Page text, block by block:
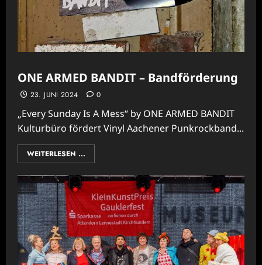
ONE ARMED BANDIT – Bandförderung
23. JUNI 2024 0
„Every Sunday Is A Mess“ by ONE ARMED BANDIT
Kulturbüro fördert Vinyl Aachener Punkrockband...
WEITERLESEN ...